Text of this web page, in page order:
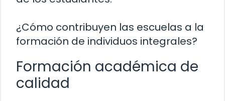
¿Cómo contribuyen las escuelas a la
formación de individuos integrales?
Formación académica de
calidad